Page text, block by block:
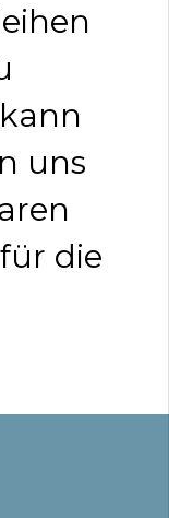
uns
die